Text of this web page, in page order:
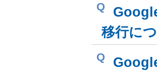
Q
移行に
Q